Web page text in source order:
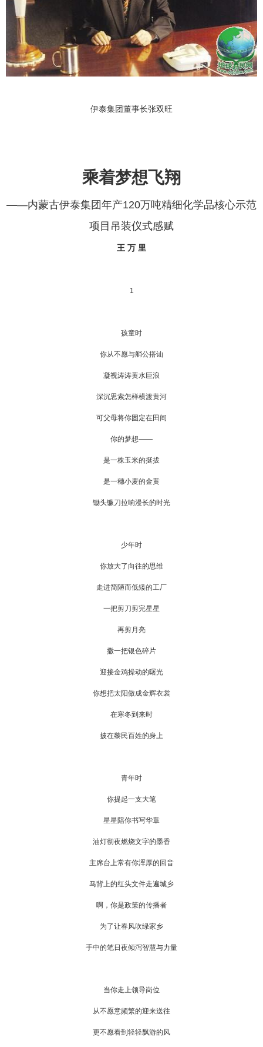
伊泰集团董事长张双旺
乘着梦想飞翔
——内蒙古伊泰集团年产120万吨精细化学品核心示范
项目吊装仪式感赋
王 万 里
1
孩童时
你从不愿与艄公搭讪
凝视涛涛黄水巨浪
深沉思索怎样横渡黄河
可父母将你固定在田间
你的梦想——
是一株玉米的挺拔
是一穗小麦的金黄
锄头镰刀拉响漫长的时光
少年时
你放大了向往的思维
走进简陋而低矮的工厂
一把剪刀剪完星星
再剪月亮
撒一把银色碎片
迎接金鸡操动的曙光
你想把太阳做成金辉衣裳
在寒冬到来时
披在黎民百姓的身上
青年时
你提起一支大笔
星星陪你书写华章
油灯彻夜燃烧文字的墨香
主席台上常有你浑厚的回音
马背上的红头文件走遍城乡
啊，你是政策的传播者
为了让春风吹绿家乡
手中的笔日夜倾泻智慧与力量
当你走上领导岗位
从不愿意频繁的迎来送往
更不愿看到轻轻飘游的风